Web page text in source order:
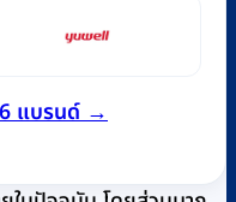
แบรนด์ →